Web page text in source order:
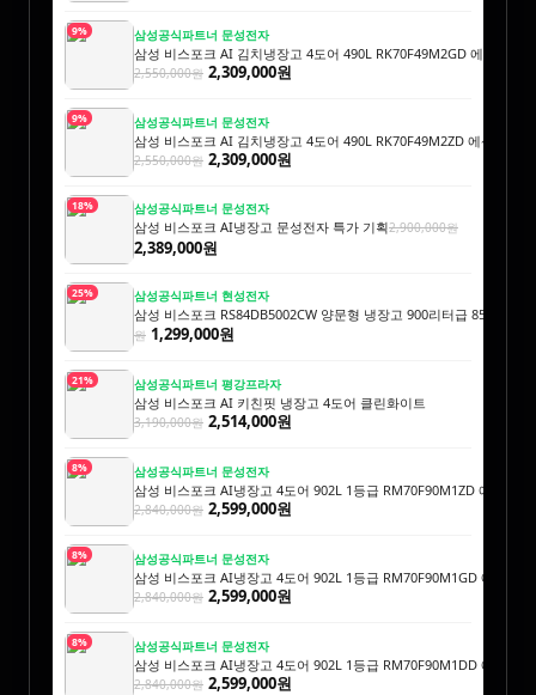
9% 삼성공식파트너 문성전자
삼성 비스포크 AI 김치냉장고 4도어 490L RK70F49M2GD 에센셜 베
2,550,000원 2,309,000원
9% 삼성공식파트너 문성전자
삼성 비스포크 AI 김치냉장고 4도어 490L RK70F49M2ZD 에센셜 화
2,550,000원 2,309,000원
18% 삼성공식파트너 문성전자
삼성 비스포크 AI냉장고 문성전자 특가 기획2,900,000원
2,389,000원
25% 삼성공식파트너 현성전자
삼성 비스포크 RS84DB5002CW 양문형 냉장고 900리터급 852L
원 1,299,000원
21% 삼성공식파트너 평강프라자
삼성 비스포크 AI 키친핏 냉장고 4도어 클린화이트
3,190,000원 2,514,000원
8% 삼성공식파트너 문성전자
삼성 비스포크 AI냉장고 4도어 902L 1등급 RM70F90M1ZD 에센셜
2,840,000원 2,599,000원
8% 삼성공식파트너 문성전자
삼성 비스포크 AI냉장고 4도어 902L 1등급 RM70F90M1GD 에센셜
2,840,000원 2,599,000원
8% 삼성공식파트너 문성전자
삼성 비스포크 AI냉장고 4도어 902L 1등급 RM70F90M1DD 에센셜
2,840,000원 2,599,000원